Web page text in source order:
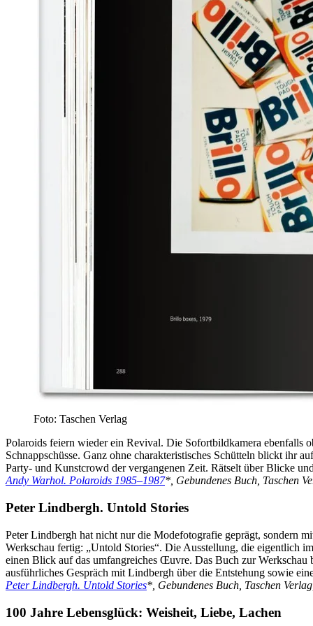
Foto: Taschen Verlag
Polaroids feiern wieder ein Revival. Die Sofortbildkamera ebenfalls
Schnappschüsse. Ganz ohne charakteristisches Schütteln blickt ihr
Party- und Kunstcrowd der vergangenen Zeit. Rätselt über Blicke
Andy Warhol. Polaroids 1985–1987*, Gebundenes Buch, Taschen
Peter Lindbergh. Untold Stories
Peter Lindbergh hat nicht nur die Modefotografie geprägt, sondern
Werkschau fertig: „Untold Stories“. Die Ausstellung, die eigentlich
einen Blick auf das umfangreiches Œuvre. Das Buch zur
ausführliches Gespräch mit Lindbergh über die Entstehung sowie
Peter Lindbergh. Untold Stories*, Gebundenes Buch, Taschen
100 Jahre Lebensglück: Weisheit, Liebe, Lachen